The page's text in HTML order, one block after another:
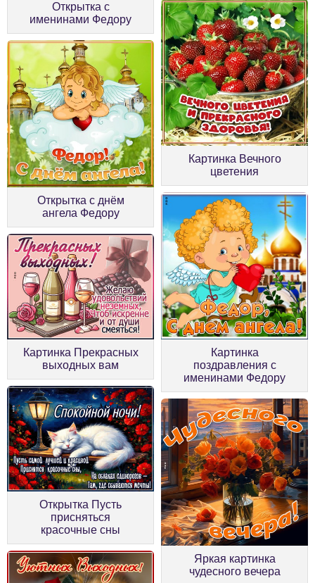
Открытка с
именинами Федору
Открытка с днём
ангела Федору
Картинка Вечного
цветения
Картинка Прекрасных
выходных вам
Картинка
поздравления с
именинами Федору
Открытка Пусть
присняться
красочные сны
Яркая картинка
чудесного вечера